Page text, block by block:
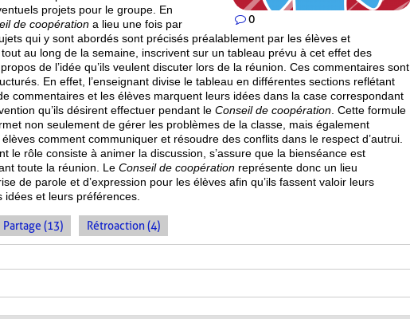
0
projets pour le groupe. En
de coopération a lieu une fois par
qui y sont abordés sont précisés préalablement par les élèves et
tout au long de la semaine, inscrivent sur un tableau prévu à cet effet des
de l’idée qu’ils veulent discuter lors de la réunion. Ces commentaires sont
En effet, l’enseignant divise le tableau en différentes sections reflétant
commentaires et les élèves marquent leurs idées dans la case correspondant
qu’ils désirent effectuer pendant le Conseil de coopération. Cette formule
non seulement de gérer les problèmes de la classe, mais également
élèves comment communiquer et résoudre des conflits dans le respect d’autrui.
le rôle consiste à animer la discussion, s’assure que la bienséance est
toute la réunion. Le Conseil de coopération représente donc un lieu
de parole et d’expression pour les élèves afin qu’ils fassent valoir leurs
idées et leurs préférences.
Partage (13) Rétroaction (4)